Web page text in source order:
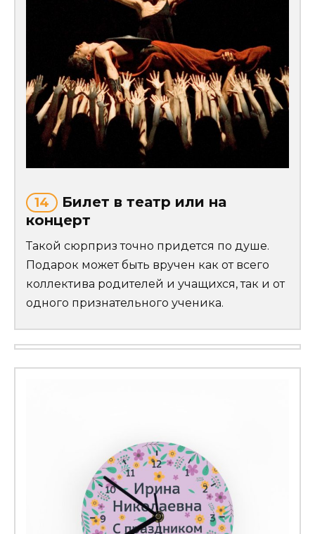
14
Билет в театр или на
концерт
Такой сюрприз точно придется по душе.
Подарок может быть вручен как от всего
коллектива родителей и учащихся, так и от
одного признательного ученика.